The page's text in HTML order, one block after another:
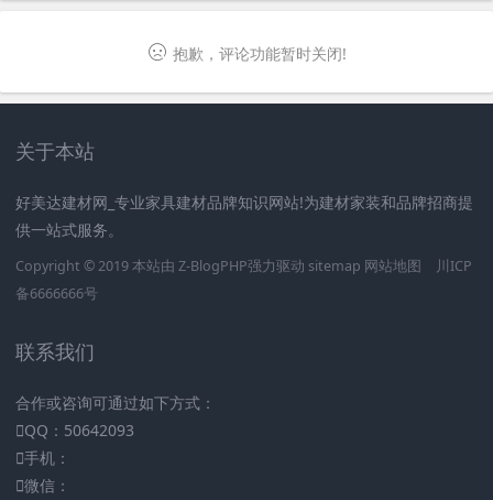
抱歉，评论功能暂时关闭!
关于本站
好美达建材网_专业家具建材品牌知识网站!为建材家装和品牌招商提
供一站式服务。
Copyright © 2019 本站由 Z-BlogPHP强力驱动 sitemap 网站地图
川ICP
备6666666号
联系我们
合作或咨询可通过如下方式：
QQ：50642093
手机：
微信：